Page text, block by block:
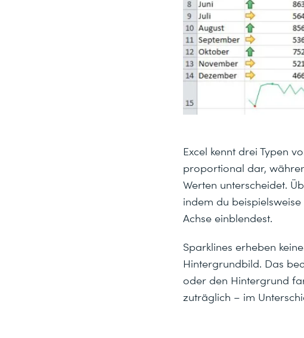
Excel kennt drei Typen
proportional dar,
Werten unterscheidet.
indem du
Achse einblendest.
Sparklines erheben
Hintergrundbild. Das
oder den Hintergrund
zuträglich – im